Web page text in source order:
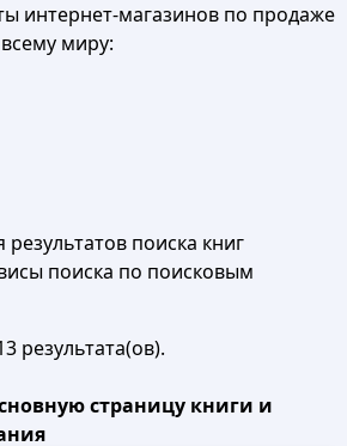
интернет-магазинов по продаже
миру:
поиска книг
поиска по поисковым
результата(ов).
страницу книги и